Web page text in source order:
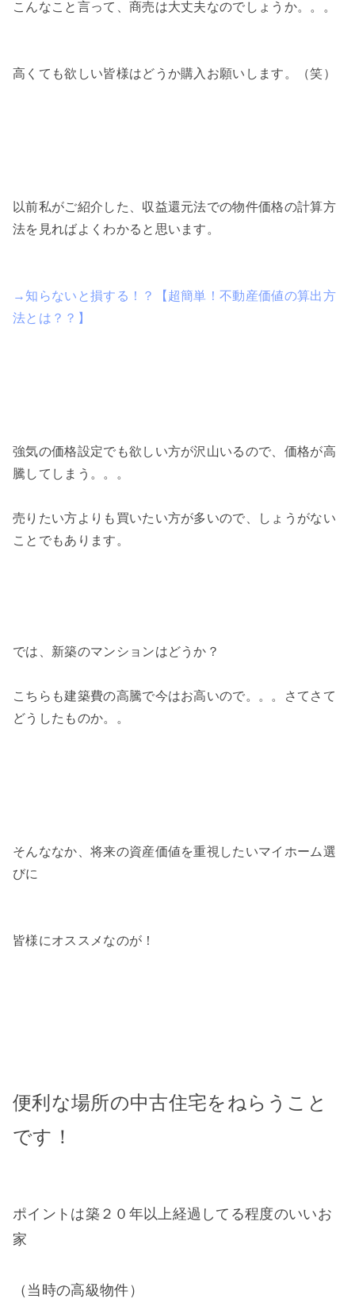
こんなこと言って、商売は大丈夫なのでしょうか。。。
高くても欲しい皆様はどうか購入お願いします。（笑）
以前私がご紹介した、収益還元法での物件価格の計算方
法を見ればよくわかると思います。
→知らないと損する！？【超簡単！不動産価値の算出方
法とは？？】
強気の価格設定でも欲しい方が沢山いるので、価格が高
騰してしまう。。。
売りたい方よりも買いたい方が多いので、しょうがない
ことでもあります。
では、新築のマンションはどうか？
こちらも建築費の高騰で今はお高いので。。。さてさて
どうしたものか。。
そんななか、将来の資産価値を重視したいマイホーム選
びに
皆様にオススメなのが！
便利な場所の中古住宅をねらうこと
です！
ポイントは築２０年以上経過してる程度のいいお
家
（当時の高級物件）